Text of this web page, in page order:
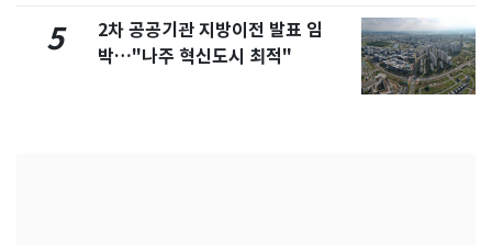
5
2차 공공기관 지방이전 발표 임
박…"나주 혁신도시 최적"